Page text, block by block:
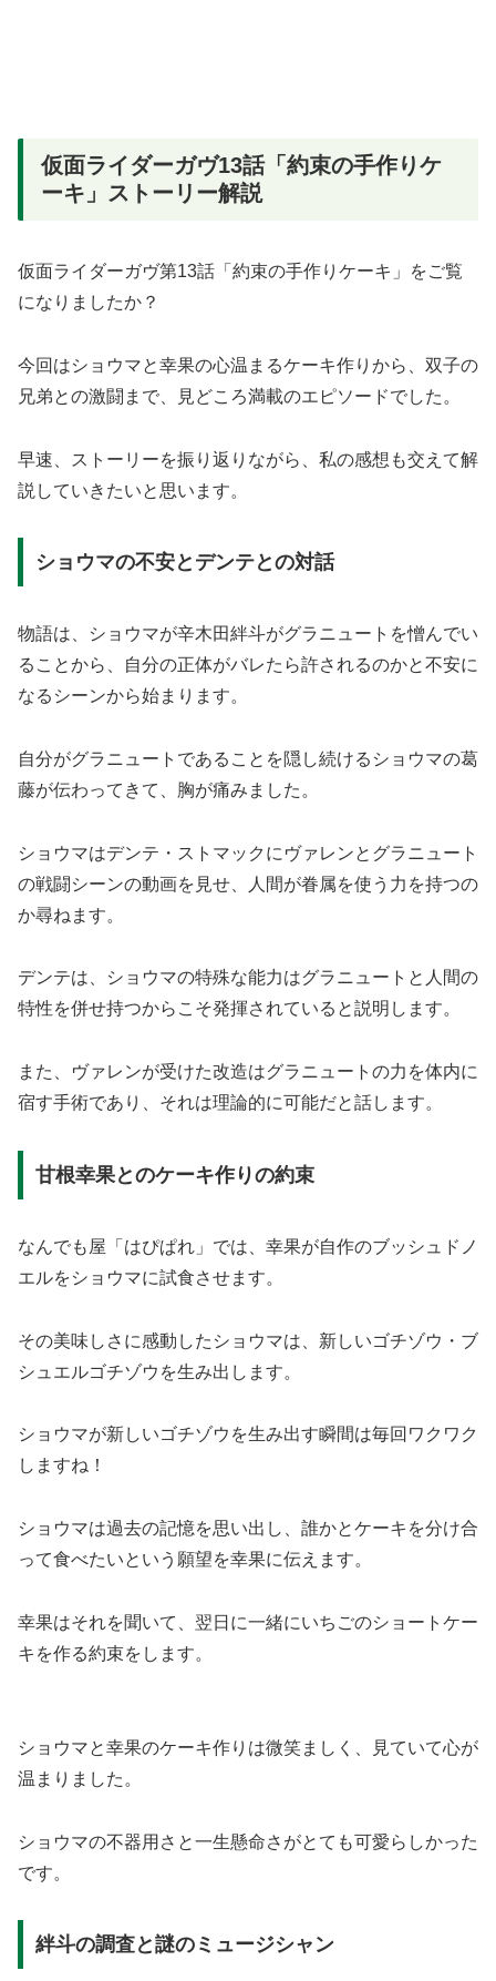
仮面ライダーガヴ13話「約束の手作りケ
ーキ」ストーリー解説
仮面ライダーガヴ第13話「約束の手作りケーキ」をご覧
になりましたか？
今回はショウマと幸果の心温まるケーキ作りから、双子の
兄弟との激闘まで、見どころ満載のエピソードでした。
早速、ストーリーを振り返りながら、私の感想も交えて解
説していきたいと思います。
ショウマの不安とデンテとの対話
物語は、ショウマが辛木田絆斗がグラニュートを憎んでい
ることから、自分の正体がバレたら許されるのかと不安に
なるシーンから始まります。
自分がグラニュートであることを隠し続けるショウマの葛
藤が伝わってきて、胸が痛みました。
ショウマはデンテ・ストマックにヴァレンとグラニュート
の戦闘シーンの動画を見せ、人間が眷属を使う力を持つの
か尋ねます。
デンテは、ショウマの特殊な能力はグラニュートと人間の
特性を併せ持つからこそ発揮されていると説明します。
また、ヴァレンが受けた改造はグラニュートの力を体内に
宿す手術であり、それは理論的に可能だと話します。
甘根幸果とのケーキ作りの約束
なんでも屋「はぴぱれ」では、幸果が自作のブッシュドノ
エルをショウマに試食させます。
その美味しさに感動したショウマは、新しいゴチゾウ・ブ
シュエルゴチゾウを生み出します。
ショウマが新しいゴチゾウを生み出す瞬間は毎回ワクワク
しますね！
ショウマは過去の記憶を思い出し、誰かとケーキを分け合
って食べたいという願望を幸果に伝えます。
幸果はそれを聞いて、翌日に一緒にいちごのショートケー
キを作る約束をします。
ショウマと幸果のケーキ作りは微笑ましく、見ていて心が
温まりました。
ショウマの不器用さと一生懸命さがとても可愛らしかった
です。
絆斗の調査と謎のミュージシャン